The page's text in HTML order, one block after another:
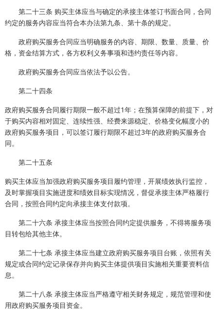
第二十三条 购买主体应当与确定的承接主体签订书面合同，合同
约定的服务内容应当符合本办法第九条、第十条的规定。
政府购买服务合同应当明确服务的内容、期限、数量、质量、价
格，资金结算方式，各方权利义务事项和违约责任等内容。
政府购买服务合同应当依法予以公告。
第二十四条
政府购买服务合同履行期限一般不超过1年；在预算保障的前提下，对
于购买内容相对固定、连续性强、经费来源稳定、价格变化幅度小的
政府购买服务项目，可以签订履行期限不超过3年的政府购买服务合
同。
第二十五条
购买主体应当加强政府购买服务项目履约管理，开展绩效执行监控，
及时掌握项目实施进度和绩效目标实现情况，督促承接主体严格履行
合同，按照合同约定向承接主体支付款项。
第二十六条 承接主体应当按照合同约定提供服务，不得将服务项
目转包给其他主体。
第二十七条 承接主体应当建立政府购买服务项目台账，依照有关
规定或合同约定记录保存并向购买主体提供项目实施相关重要资料信
息。
第二十八条 承接主体应当严格遵守相关财务规定，规范管理和使
用政府购买服务项目资金。